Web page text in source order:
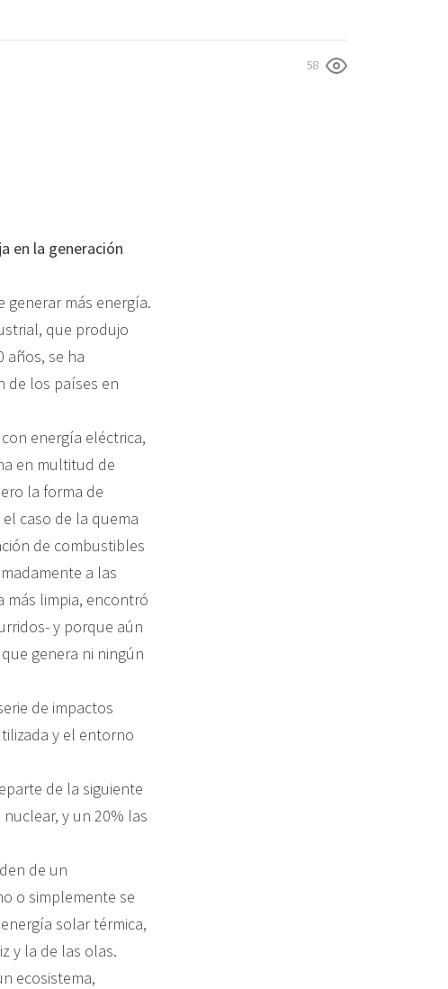
58
en la generación
generar más energía.
que produjo
años, se ha
de los países en
energía eléctrica,
en multitud de
la forma de
caso de la quema
de combustibles
a las
más limpia, encontró
y porque aún
genera ni ningún
de impactos
y el entorno
de la siguiente
y un 20% las
de un
o simplemente se
solar térmica,
y la de las olas.
ecosistema,